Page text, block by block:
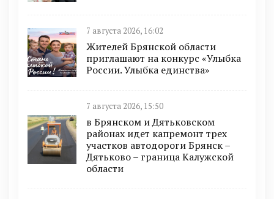
7 августа 2026, 16:02
Жителей Брянской области
приглашают на конкурс «Улыбка
России. Улыбка единства»
7 августа 2026, 15:50
в Брянском и Дятьковском
районах идет капремонт трех
участков автодороги Брянск –
Дятьково – граница Калужской
области